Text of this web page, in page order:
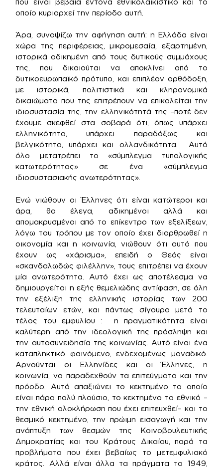
οποίο κυριαρχεί την περίοδο αυτή.
Άρα, συνοψίζω την αφήγηση αυτή: η Ελλάδα είναι
χώρα της περιφέρειας, μικρομεσαία, εξαρτημένη,
ιστορικά αδικημένη από τους δυτικούς συμμάχους
της, που δικαιούται να αποκλίνει από το
δυτικοευρωπαϊκό πρότυπο, και επιπλέον ορθόδοξη,
με ιστορικά, πολιτιστικά και κληρονομικά
δικαιώματα που της επιτρέπουν να επικαλείται την
ιδιοσυστασία της, την ελληνικότητά της –ποτέ δεν
έχουμε σκεφθεί στα σοβαρά ότι, όπως υπάρχει
ελληνικότητα, υπάρχει παραδόξως και
βελγικότητα, υπάρχει και ολλανδικότητα. Αυτό
όλο μετατρέπει το «σύμπλεγμα τυπολογικής
κατωτερότητας» σε ένα «σύμπλεγμα
ιδιοσυστασιακής ανωτερότητας».
Ενώ νιώθουν οι Έλληνες ότι είναι κατώτεροι και
άρα, θα έλεγα, αδικημένοι αλλά και
απομακρυσμένοι από το επίκεντρο των εξελίξεων,
λόγω του τρόπου με τον οποίο έχει διαρθρωθεί η
οικονομία και η κοινωνία, νιώθουν ότι αυτό που
έχουν ως «χάρισμα», επειδή ο Θεός είναι
«σκανδαλωδώς φιλέλλην», τους επιτρέπει να έχουν
μία ανωτερότητα. Αυτό έχει ως αποτέλεσμα να
δημιουργείται η εξής θεμελιώδης αντίφαση, σε όλη
την εξέλιξη της ελληνικής ιστορίας των 200
τελευταίων ετών, και πάντως σίγουρα μετά το
τέλος του εμφυλίου : η πραγματικότητα είναι
καλύτερη από την ιδεολογική της πρόσληψη και
την αυτοσυνειδησία της κοινωνίας. Αυτό είναι ένα
καταπληκτικό φαινόμενο, ενδεχομένως μοναδικό.
Αρνούνται οι Ελληνίδες και οι Έλληνες, η
κοινωνία, να παραδεχθούν τα επιτεύγματα και την
πρόοδο. Αυτό απαξιώνει το κεκτημένο το οποίο
είναι πάρα πολύ πλούσιο, το κεκτημένο το εθνικό –
την εθνική ολοκλήρωση που έχει επιτευχθεί– και το
θεσμικό κεκτημένο, την πρώιμη εισαγωγή και την
ανάπτυξη των θεσμών της Κοινοβουλευτικής
Δημοκρατίας και του Κράτους Δικαίου, παρά τα
προβλήματα που έχει βεβαίως το μετεμφυλιακό
κράτος. Αλλά είναι άλλα τα πράγματα το 1949,